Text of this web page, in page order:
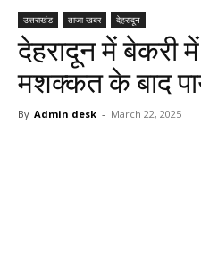
उत्तराखंड ताजा खबर देहरादून
देहरादून में बेकरी
मशक्कत के बाद
By Admin desk - March 22, 2025